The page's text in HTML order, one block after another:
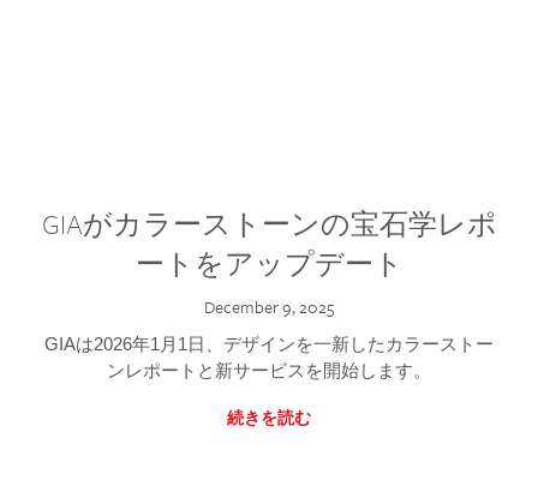
GIAがカラーストーンの宝石学レポ
ートをアップデート
December 9, 2025
GIAは2026年1月1日、デザインを一新したカラーストー
ンレポートと新サービスを開始します。
続きを読む